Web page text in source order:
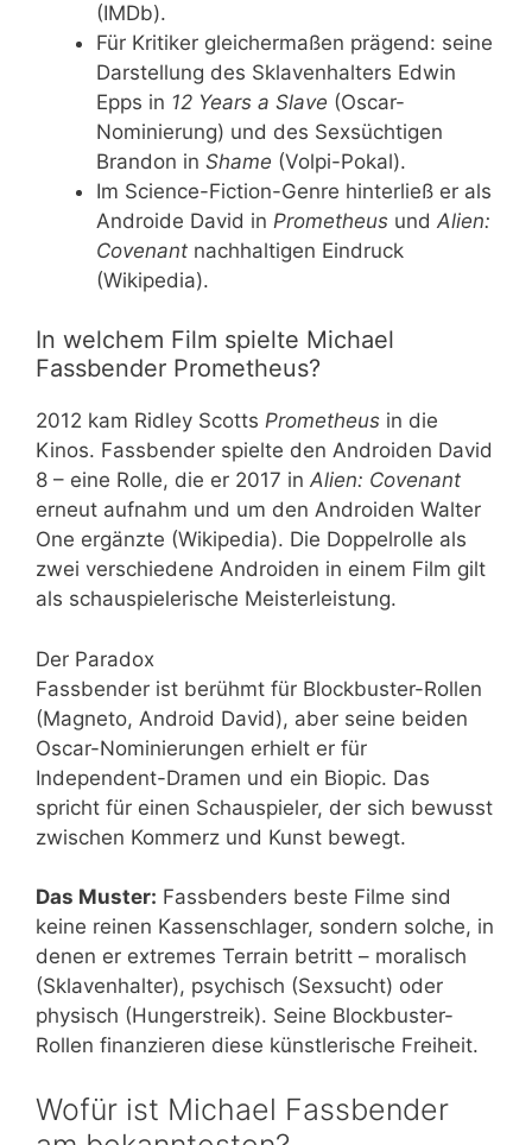
(IMDb).
Für Kritiker gleichermaßen prägend: seine
Darstellung des Sklavenhalters Edwin
Epps in 12 Years a Slave (Oscar-
Nominierung) und des Sexsüchtigen
Brandon in Shame (Volpi-Pokal).
Im Science-Fiction-Genre hinterließ er als
Androide David in Prometheus und Alien:
Covenant nachhaltigen Eindruck
(Wikipedia).
In welchem Film spielte Michael
Fassbender Prometheus?
2012 kam Ridley Scotts Prometheus in die
Kinos. Fassbender spielte den Androiden David
8 – eine Rolle, die er 2017 in Alien: Covenant
erneut aufnahm und um den Androiden Walter
One ergänzte (Wikipedia). Die Doppelrolle als
zwei verschiedene Androiden in einem Film gilt
als schauspielerische Meisterleistung.
Der Paradox
Fassbender ist berühmt für Blockbuster-Rollen
(Magneto, Android David), aber seine beiden
Oscar-Nominierungen erhielt er für
Independent-Dramen und ein Biopic. Das
spricht für einen Schauspieler, der sich bewusst
zwischen Kommerz und Kunst bewegt.
Das Muster: Fassbenders beste Filme sind
keine reinen Kassenschlager, sondern solche, in
denen er extremes Terrain betritt – moralisch
(Sklavenhalter), psychisch (Sexsucht) oder
physisch (Hungerstreik). Seine Blockbuster-
Rollen finanzieren diese künstlerische Freiheit.
Wofür ist Michael Fassbender